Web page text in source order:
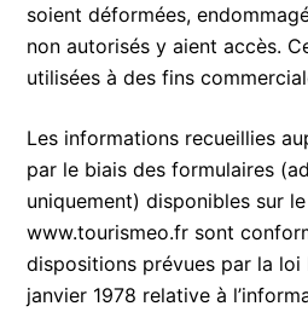
soient déformées,
non autorisés y aient accès.
utilisées à des fins
Les informations recueillies
par le biais des formulaires
uniquement) disponibles sur
www.tourismeo.fr sont
dispositions prévues par la loi
janvier 1978 relative à